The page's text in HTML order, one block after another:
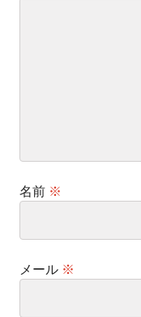
名前 ※
メール ※